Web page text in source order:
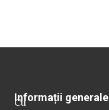
Cu
Informații generale